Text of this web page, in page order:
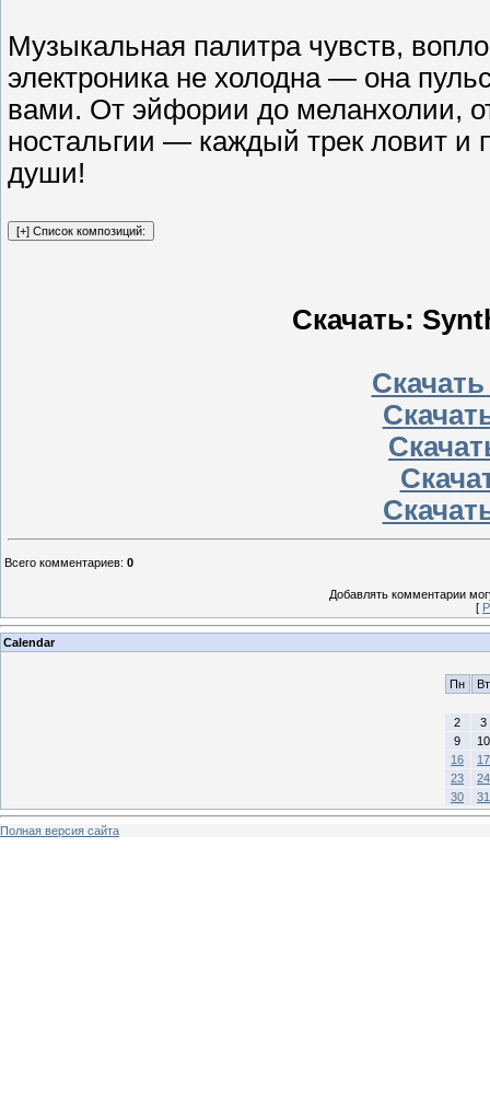
Музыкальная палитра чувств,
электроника не холодна — она
вами. От эйфории до меланхолии,
ностальгии — каждый трек ловит и
души!
Скачать:
Всего комментариев: 0
Добавлять комментарии
[
Calendar
Пн Вт
2
3
9
10
16
17
23
24
30
31
Полная версия сайта